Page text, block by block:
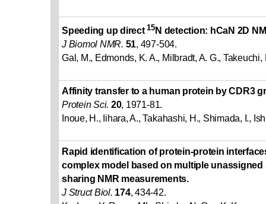
Speeding up direct15N detection: hCaN 2D
J Biomol NMR. 51, 497-504.
Gal, M., Edmonds, K. A., Milbradt, A. G., Takeuchi,
Affinity transfer to a human protein by CDR3
Protein Sci. 20, 1971-81.
Inoue, H., Iihara, A., Takahashi, H., Shimada, I.,
Rapid identification of protein-protein
complex model based on multiple
sharing NMR measurements.
J Struct Biol. 174, 434-42.